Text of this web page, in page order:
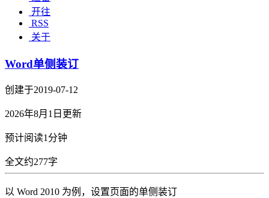
开往
RSS
关于
Word单侧装订
创建于2019-07-12
2026年8月1日更新
预计阅读1分钟
全文约277字
以 Word 2010 为例，设置页面的单侧装订